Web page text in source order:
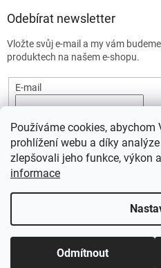
Používáme cookies,
prohlížení webu a díky
zlepšovali jeho funkce, výkon
informace
Odmítnout
Odebírat newsletter
Vložte svůj e-mail a my vám
produktech na našem e-shopu.
E-mail
údajů.
PŘIHLÁSIT SE
Copyright 2026SportStart.cz